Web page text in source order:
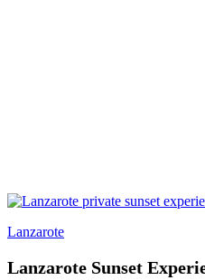
Lanzarote
Lanzarote Sunset